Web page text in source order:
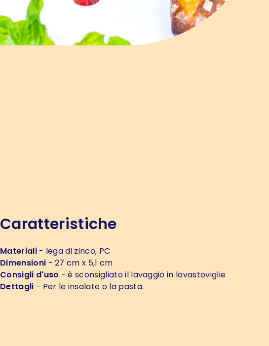
Caratteristiche
Materiali- lega di zinco, PC
Dimensioni - 27 cm x 5,1 cm
Consigli d'uso - è sconsigliato il lavaggio in lavastoviglie
Dettagli - Per le insalate o la pasta.